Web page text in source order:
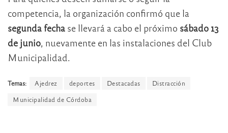
competencia, la organización confirmó que la
segunda fecha se llevará a cabo el próximo sábado 13
de junio, nuevamente en las instalaciones del Club
Municipalidad.
Temas: Ajedrez deportes Destacadas
Distracción
Municipalidad de Córdoba